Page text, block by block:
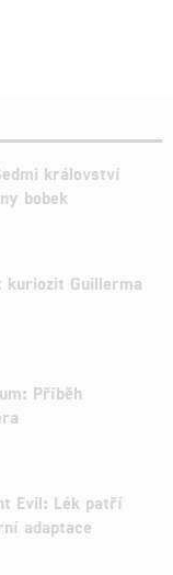
království
bobek
kuriozit Guillerma
Příběh
Evil: Lék patří
adaptace